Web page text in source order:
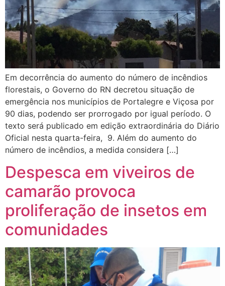
Em decorrência do aumento do número de incêndios
florestais, o Governo do RN decretou situação de
emergência nos municípios de Portalegre e Viçosa por
90 dias, podendo ser prorrogado por igual período. O
texto será publicado em edição extraordinária do Diário
Oficial nesta quarta-feira, 9. Além do aumento do
número de incêndios, a medida considera […]
Despesca em viveiros de
camarão provoca
proliferação de insetos em
comunidades